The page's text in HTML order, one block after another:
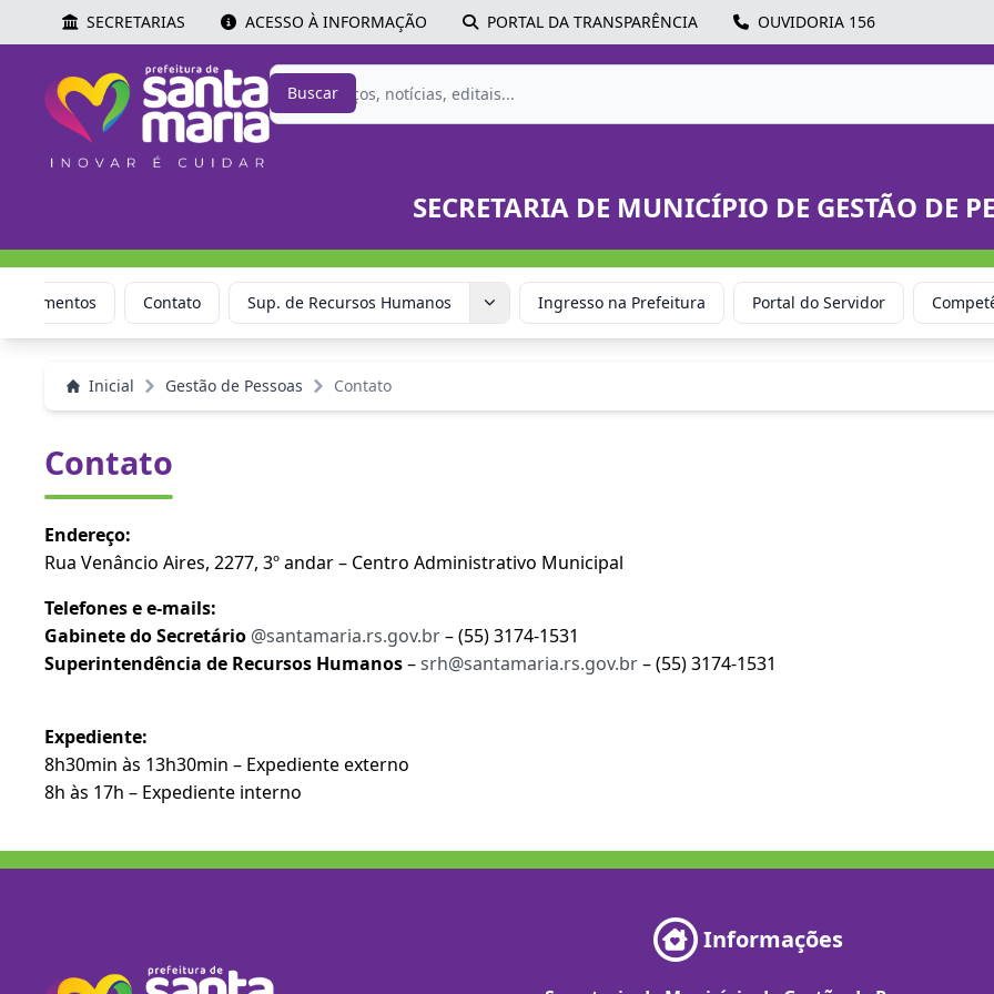
SECRETARIAS ACESSO À INFORMAÇÃO PORTAL DA TRANSPARÊNCIA OUVIDORIA 156
Buscar
SECRETARIA DE MUNICÍPIO DE GESTÃO DE
Documentos Contato Sup. de Recursos Humanos Ingresso na Prefeitura Portal do Servidor
Inicial Gestão de Pessoas Contato
Contato
Endereço:
Rua Venâncio Aires, 2277, 3º andar – Centro Administrativo Municipal
Telefones e e-mails:
Gabinete do Secretário @santamaria.rs.gov.br– (55) 3174-1531
Superintendência de Recursos Humanos–srh@santamaria.rs.gov.br– (55) 3174-1531
Expediente:
8h30min às 13h30min – Expediente externo
8h às 17h – Expediente interno
Informações